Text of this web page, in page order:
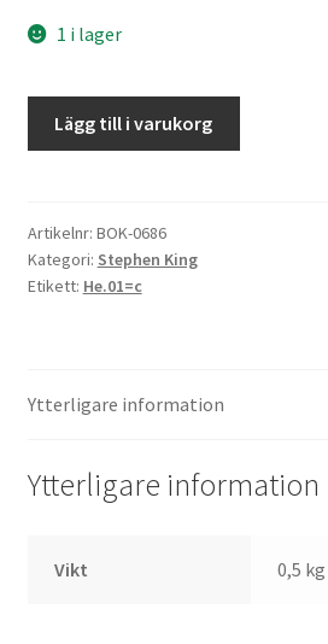
1 i lager
mängd
Lägg till i varukorg
Artikelnr: BOK-0686
Kategori: Stephen King
Etikett: He.01=c
Ytterligare information
Ytterligare information
Vikt 0,5 kg